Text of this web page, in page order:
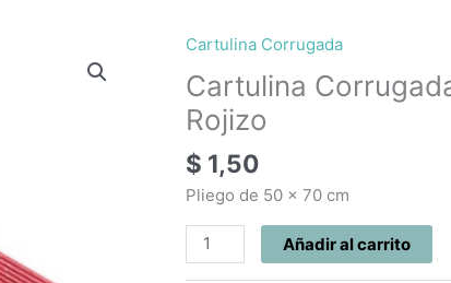
Cartulina Corrugada
Cartulina
Rojizo
$ 1,50
Pliego de 50 x 70 cm
Cartulina
Corrugada
Metalizada
Cobre
Rojizo
cantidad
Añadir al carrito